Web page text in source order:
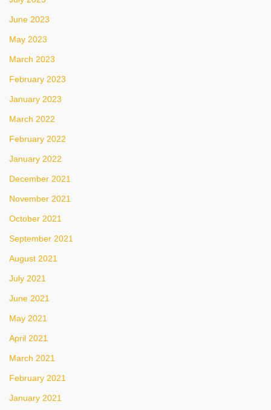
June 2023
May 2023
March 2023
February 2023
January 2023
March 2022
February 2022
January 2022
December 2021
November 2021
October 2021
September 2021
August 2021
July 2021
June 2021
May 2021
April 2021
March 2021
February 2021
January 2021